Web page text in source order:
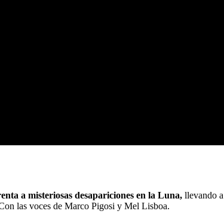
a misteriosas desapariciones en la Luna, llevando a
las voces de Marco Pigosi y Mel Lisboa.